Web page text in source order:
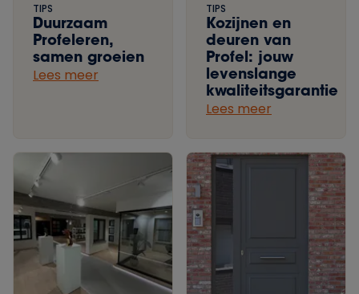
TIPS
Duurzaam
Profeleren,
samen groeien
Lees meer
TIPS
Kozijnen en
deuren van
Profel: jouw
levenslange
kwaliteitsgarantie
Lees meer